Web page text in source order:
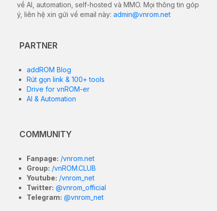
về AI, automation, self-hosted và MMO. Mọi thông tin góp
ý, liên hệ xin gửi về email này: admin@vnrom.net
PARTNER
addROM Blog
Rút gọn link & 100+ tools
Drive for vnROM-er
AI & Automation
COMMUNITY
Fanpage: /vnrom.net
Group: /vnROM.CLUB
Youtube: /vnrom_net
Twitter: @vnrom_official
Telegram: @vnrom_net